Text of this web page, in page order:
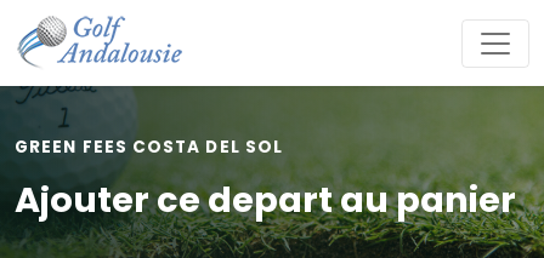
GREEN FEES COSTA DEL SOL
Ajouter ce depart au panier